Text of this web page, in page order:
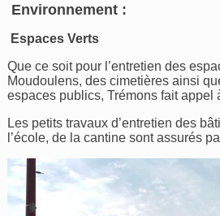
Environnement :
Espaces Verts
Que ce soit pour l’entretien des
Moudoulens, des cimetières ainsi
espaces publics, Trémons fait appel
Les petits travaux d’entretien des
l’école, de la cantine sont assurés